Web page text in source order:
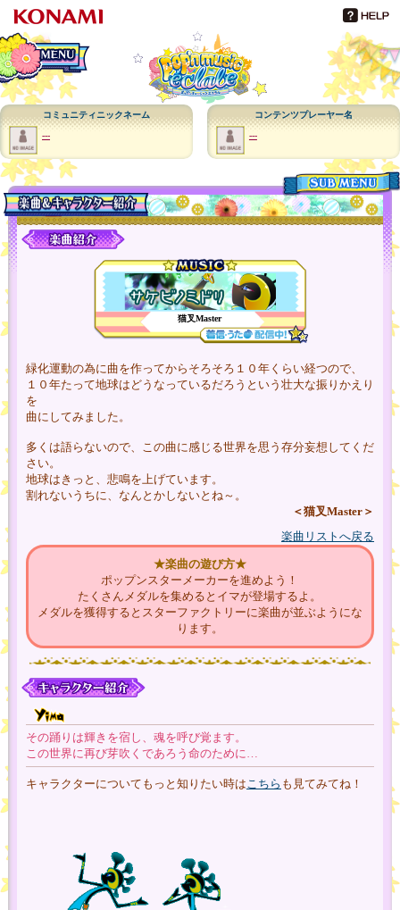
コミュニティニックネーム
---
コンテンツプレーヤー名
---
メインメニュー
メニュー
猫叉Master
緑化運動の為に曲を作ってからそろそろ１０年くらい経つので、
１０年たって地球はどうなっているだろうという壮大な振りかえり
を
曲にしてみました。
多くは語らないので、この曲に感じる世界を思う存分妄想してくだ
さい。
地球はきっと、悲鳴を上げています。
割れないうちに、なんとかしないとね～。
＜猫叉Master＞
楽曲リストへ戻る
★楽曲の遊び方★
ポップンスターメーカーを進めよう！
たくさんメダルを集めるとイマが登場するよ。
メダルを獲得するとスターファクトリーに楽曲が並ぶようにな
ります。
その踊りは輝きを宿し、魂を呼び覚ます。
この世界に再び芽吹くであろう命のために…
キャラクターについてもっと知りたい時はこちら も見てみてね！